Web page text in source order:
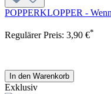
POPPERKLOPPER -
Regulärer Preis: 3,90 €*
In den Warenkorb
Exklusiv